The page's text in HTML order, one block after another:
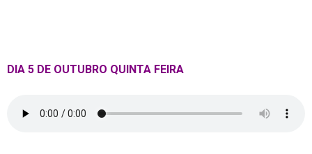
DIA 5 DE OUTUBRO QUINTA FEIRA